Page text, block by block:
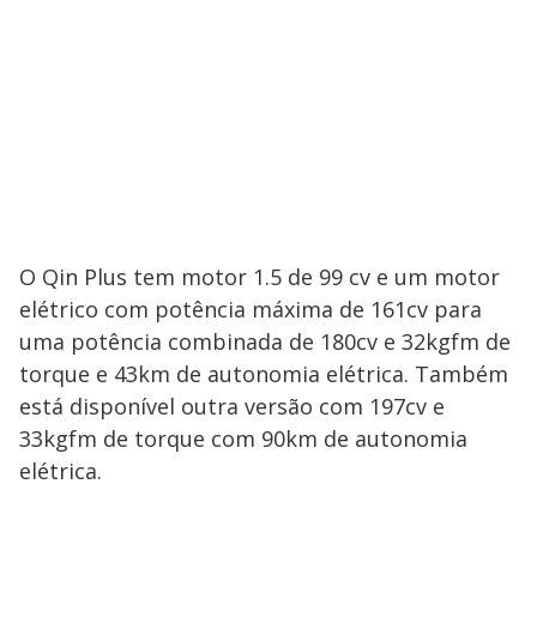
O Qin Plus tem motor 1.5 de 99 cv e um motor
elétrico com potência máxima de 161cv para
uma potência combinada de 180cv e 32kgfm de
torque e 43km de autonomia elétrica. Também
está disponível outra versão com 197cv e
33kgfm de torque com 90km de autonomia
elétrica.